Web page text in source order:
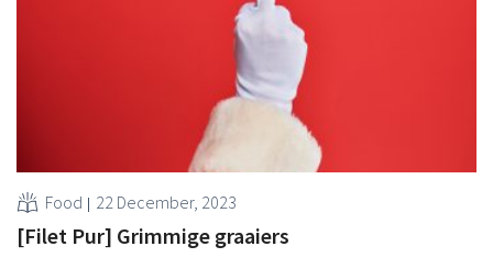
Food 22 December, 2023
[Filet Pur] Grimmige graaiers